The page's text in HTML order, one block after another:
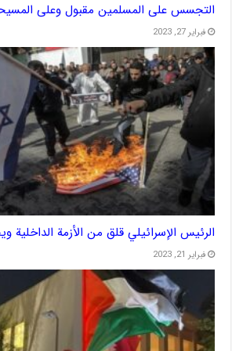
التجسس على المسلمين مقبول وعلى
فبراير 27, 2023
الرئيس الإسرائيلي قلق من الأزمة الداخلية
فبراير 21, 2023